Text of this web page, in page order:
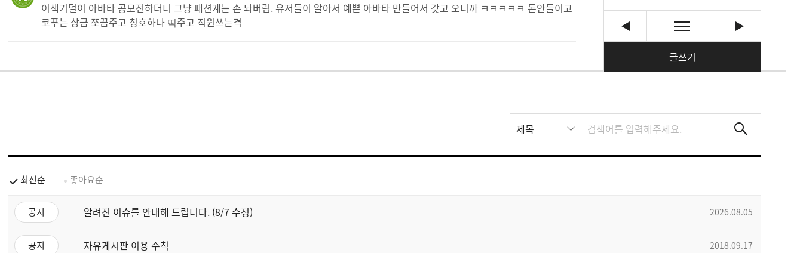
글쓰기
이색기덜이 아바타 공모전하더니 그냥 패션계는 손 놔버림. 유저들이 알아서 예쁜 아바타 만들어서 갖고 오니까 ㅋㅋㅋㅋㅋ 돈안들이고
코푸는 상금 쪼끔주고 칭호하나 띡주고 직원쓰는격
스
트
제목
최신순 좋아요순
공지 알려진 이슈를 안내해 드립니다. (8/7 수정) 2026.08.05
공지 자유게시판 이용 수칙 2018.09.17